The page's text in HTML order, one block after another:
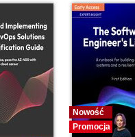
Nowość
Promocja